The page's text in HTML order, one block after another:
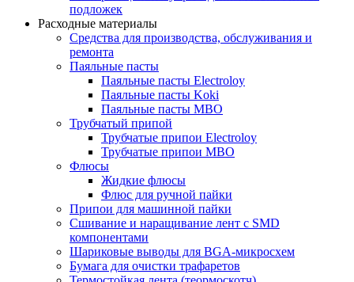
подложек
Расходные материалы
Средства для производства, обслуживания и
ремонта
Паяльные пасты
Паяльные пасты Electroloy
Паяльные пасты Koki
Паяльные пасты MBO
Трубчатый припой
Трубчатые припои Electroloy
Трубчатые припои MBO
Флюсы
Жидкие флюсы
Флюс для ручной пайки
Припои для машинной пайки
Сшивание и наращивание лент с SMD
компонентами
Шариковые выводы для BGA-микросхем
Бумага для очистки трафаретов